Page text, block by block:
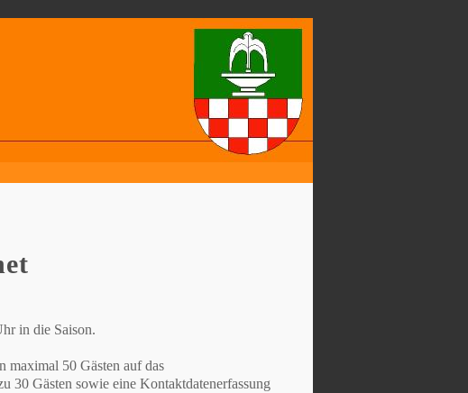
in die Saison.
maximal 50 Gästen auf das
30 Gästen sowie eine Kontaktdatenerfassung